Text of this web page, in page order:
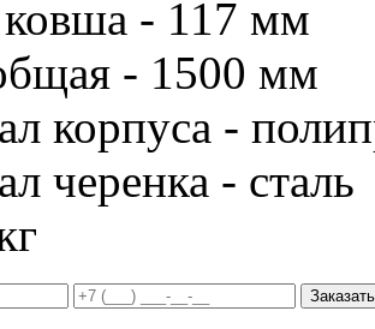
- 117 мм
- 1500 мм
корпуса -
черенка - сталь
Заказать